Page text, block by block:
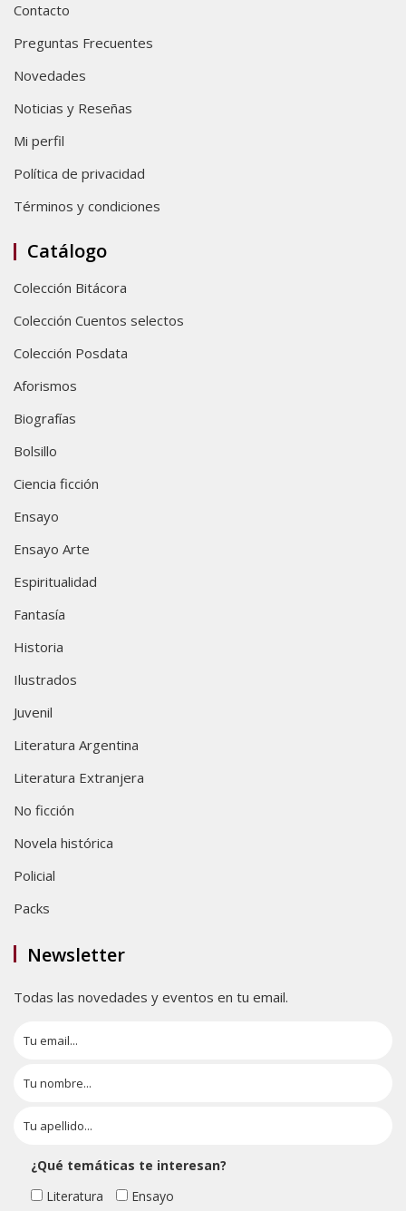
Contacto
Preguntas Frecuentes
Novedades
Noticias y Reseñas
Mi perfil
Política de privacidad
Términos y condiciones
Catálogo
Colección Bitácora
Colección Cuentos selectos
Colección Posdata
Aforismos
Biografías
Bolsillo
Ciencia ficción
Ensayo
Ensayo Arte
Espiritualidad
Fantasía
Historia
Ilustrados
Juvenil
Literatura Argentina
Literatura Extranjera
No ficción
Novela histórica
Policial
Packs
Newsletter
Todas las novedades y eventos en tu email.
¿Qué temáticas te interesan?
Literatura
Ensayo